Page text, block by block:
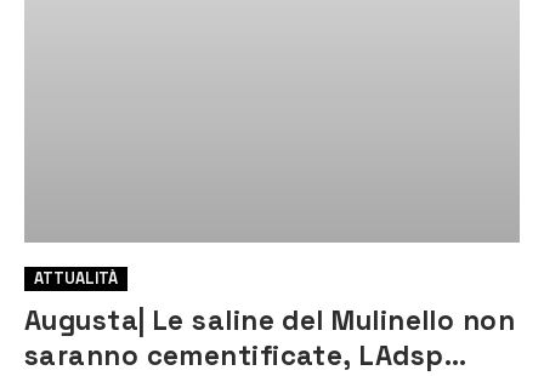
ATTUALITÀ
Augusta| Le saline del Mulinello non
saranno cementificate, LAdsp